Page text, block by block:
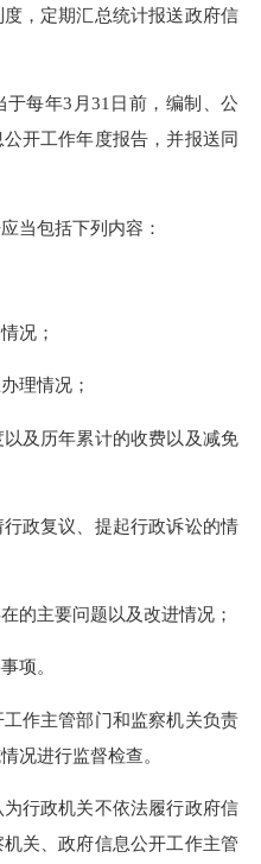
，定期汇总统计报送政府信
年3月31日前，编制、公
开工作年度报告，并报送同
包括下列内容：
况；
理情况；
及历年累计的收费以及减免
政复议、提起行政诉讼的情
主要问题以及改进情况；
项。
主管部门和监察机关负责
况进行监督检查。
行政机关不依法履行政府信
关、政府信息公开工作主管